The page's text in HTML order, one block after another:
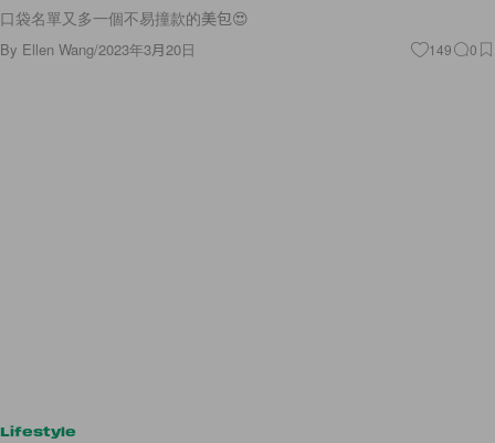
口袋名單又多一個不易撞款的美包😍
By Ellen Wang/2023年3月20日 149 0
Lifestyle